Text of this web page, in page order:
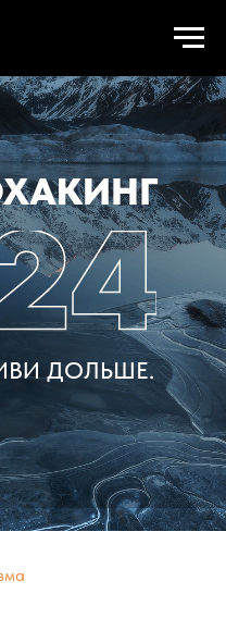
ДОЛЬШЕ.